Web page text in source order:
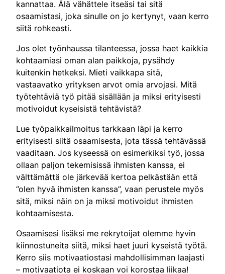
kannattaa. Älä vähättele itseäsi tai sitä
osaamistasi, joka sinulle on jo kertynyt, vaan kerro
siitä rohkeasti.
Jos olet työnhaussa tilanteessa, jossa haet kaikkia
kohtaamiasi oman alan paikkoja, pysähdy
kuitenkin hetkeksi. Mieti vaikkapa sitä,
vastaavatko yrityksen arvot omia arvojasi. Mitä
työtehtäviä työ pitää sisällään ja miksi erityisesti
motivoidut kyseisistä tehtävistä?
Lue työpaikkailmoitus tarkkaan läpi ja kerro
erityisesti siitä osaamisesta, jota tässä tehtävässä
vaaditaan. Jos kyseessä on esimerkiksi työ, jossa
ollaan paljon tekemisissä ihmisten kanssa, ei
välttämättä ole järkevää kertoa pelkästään että
”olen hyvä ihmisten kanssa”, vaan perustele myös
sitä, miksi näin on ja miksi motivoidut ihmisten
kohtaamisesta.
Osaamisesi lisäksi me rekrytoijat olemme hyvin
kiinnostuneita siitä, miksi haet juuri kyseistä työtä.
Kerro siis motivaatiostasi mahdollisimman laajasti
– motivaatiota ei koskaan voi korostaa liikaa!